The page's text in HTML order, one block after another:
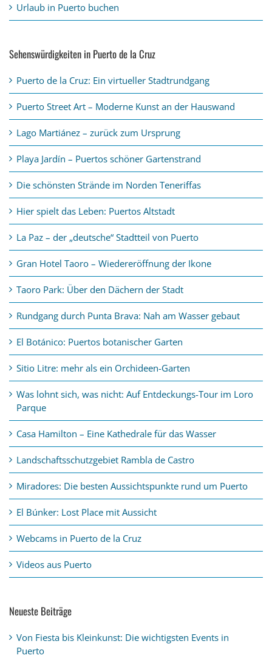
Urlaub in Puerto buchen
Sehenswürdigkeiten in Puerto de la Cruz
Puerto de la Cruz: Ein virtueller Stadtrundgang
Puerto Street Art – Moderne Kunst an der Hauswand
Lago Martiánez – zurück zum Ursprung
Playa Jardín – Puertos schöner Gartenstrand
Die schönsten Strände im Norden Teneriffas
Hier spielt das Leben: Puertos Altstadt
La Paz – der „deutsche“ Stadtteil von Puerto
Gran Hotel Taoro – Wiedereröffnung der Ikone
Taoro Park: Über den Dächern der Stadt
Rundgang durch Punta Brava: Nah am Wasser gebaut
El Botánico: Puertos botanischer Garten
Sitio Litre: mehr als ein Orchideen-Garten
Was lohnt sich, was nicht: Auf Entdeckungs-Tour im Loro
Parque
Casa Hamilton – Eine Kathedrale für das Wasser
Landschaftsschutzgebiet Rambla de Castro
Miradores: Die besten Aussichtspunkte rund um Puerto
El Búnker: Lost Place mit Aussicht
Webcams in Puerto de la Cruz
Videos aus Puerto
Neueste Beiträge
Von Fiesta bis Kleinkunst: Die wichtigsten Events in
Puerto